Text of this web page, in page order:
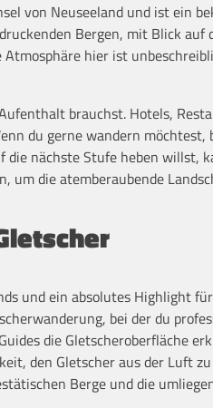
von Neuseeland und ist ein
Bergen, mit Blick auf
hier ist
brauchst. Hotels,
du gerne wandern möchtest,
die nächste Stufe heben willst,
um die atemberaubende
und ein absolutes Highlight
bei der du
die Gletscheroberfläche
den Gletscher aus der Luft
Berge und die